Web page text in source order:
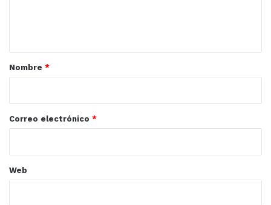
r
*
Nombre *
Correo electrónico *
Web